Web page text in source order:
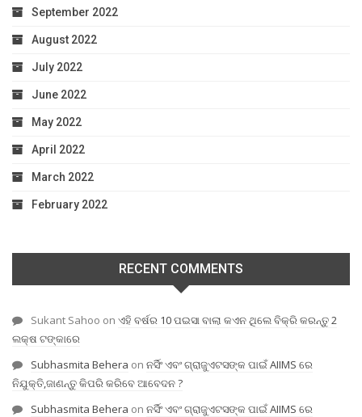
September 2022
August 2022
July 2022
June 2022
May 2022
April 2022
March 2022
February 2022
RECENT COMMENTS
Sukant Sahoo on ଏହି ବର୍ଷର 10 ପଇସା ବାଲା କଏନ ଥିଲେ ବିକ୍ରି କରନ୍ତୁ 2
ଲକ୍ଷ ଟଙ୍କାରେ
Subhasmita Behera on ନର୍ସିଂ ଏବଂ ଗ୍ରାଜୁଏଟସଙ୍କ ପାଇଁ AIIMS ରେ
ନିଯୁକ୍ତି,ଜାଣନ୍ତୁ କିପରି କରିବେ ଆବେଦନ ?
Subhasmita Behera on ନର୍ସିଂ ଏବଂ ଗ୍ରାଜୁଏଟସଙ୍କ ପାଇଁ AIIMS ରେ